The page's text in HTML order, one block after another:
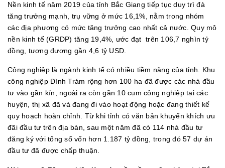
Nền kinh tế năm 2019 của tỉnh Bắc Giang tiếp tục duy trì đà
tăng trưởng mạnh, trụ vững ở mức 16,1%, nằm trong nhóm
các địa phương có mức tăng trưởng cao nhất cả nước. Quy mô
nền kinh tế (GRDP) tăng 19,4%, ước đạt trên 106,7 nghìn tỷ
đồng, tương đương gần 4,6 tỷ USD.
Công nghiệp là ngành kinh tế có nhiều tiềm năng của tỉnh. Khu
công nghiệp Đình Trám rộng hơn 100 ha đã được các nhà đầu
tư vào gần kín, ngoài ra còn gần 10 cụm công nghiệp tại các
huyện, thị xã đã và đang đi vào hoạt động hoặc đang thiết kế
quy hoạch hoàn chỉnh. Từ khi tỉnh có văn bản khuyến khích ưu
đãi đầu tư trên địa bàn, sau một năm đã có 114 nhà đầu tư
đăng ký với tổng số vốn hơn 1.187 tỷ đồng, trong đó 57 dự án
đầu tư đã được chấp thuận.